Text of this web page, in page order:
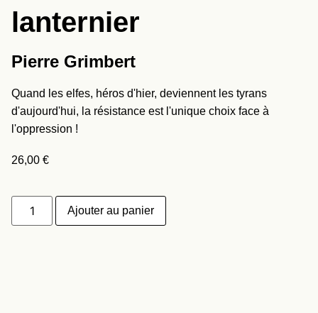
lanternier
Pierre Grimbert
Quand les elfes, héros d'hier, deviennent les tyrans
d'aujourd'hui, la résistance est l'unique choix face à
l'oppression !
26,00 €
Ajouter au panier